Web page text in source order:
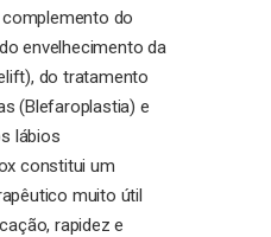
do
envelhecimento da
do tratamento
(Blefaroplastia) e
lábios
constitui um
muito útil
rapidez e